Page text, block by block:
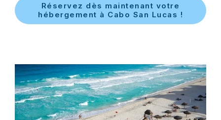
Réservez dès maintenant votre
hébergement à Cabo San Lucas !